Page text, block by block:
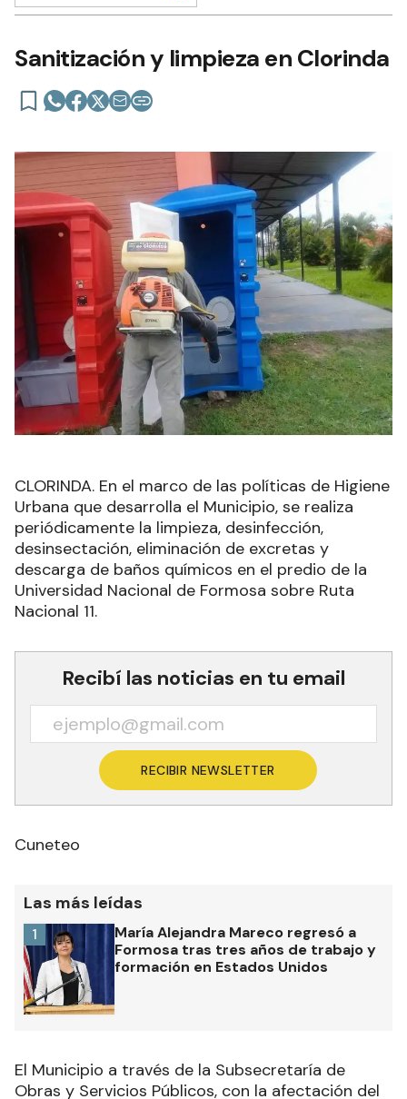
Sanitización y limpieza en Clorinda
CLORINDA. En el marco de las políticas de Higiene
Urbana que desarrolla el Municipio, se realiza
periódicamente la limpieza, desinfección,
desinsectación, eliminación de excretas y
descarga de baños químicos en el predio de la
Universidad Nacional de Formosa sobre Ruta
Nacional 11.
Recibí las noticias en tu email
RECIBIR NEWSLETTER
Cuneteo
Las más leídas
María Alejandra Mareco regresó a
Formosa tras tres años de trabajo y
formación en Estados Unidos
1
El Municipio a través de la Subsecretaría de
Obras y Servicios Públicos, con la afectación del